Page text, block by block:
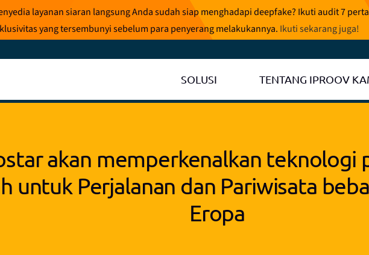
layanan siaran langsung Anda sudah siap menghadapi deepfake? Ikuti audit 7
yang tersembunyi sebelum para penyerang melakukannya. Ikuti sekarang juga!
SOLUSI TENTANG IPROOV
akan memperkenalkan teknologi
untuk Perjalanan dan Pariwisata
Eropa